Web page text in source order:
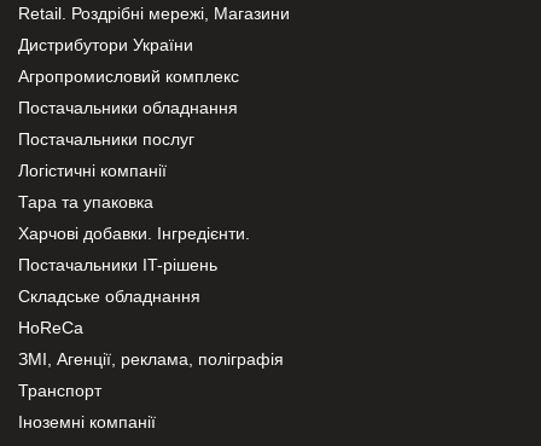
Retail. Роздрібні мережі, Магазини
Дистрибутори України
Агропромисловий комплекс
Постачальники обладнання
Постачальники послуг
Логістичні компанії
Тара та упаковка
Харчові добавки. Інгредієнти.
Постачальники IT-рішень
Складське обладнання
HoReCa
ЗМІ, Агенції, реклама, поліграфія
Транспорт
Іноземні компанії